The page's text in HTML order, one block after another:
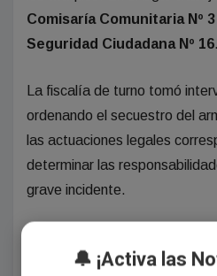
Comisaría Comunitaria Nº 3
Seguridad Ciudadana Nº 16.
La fiscalía de turno tomó
ordenando el secuestro del
las actuaciones legales
determinar las
grave incidente.
Autor: admin🔔 ¡Activa las